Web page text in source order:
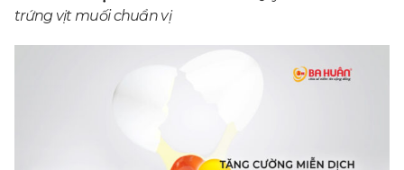
trứng vịt muối chuẩn vị